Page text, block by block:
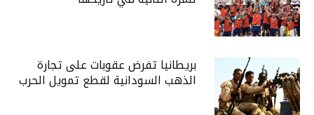
بريطانيا تفرض عقوبات على تجارة
الذهب السودانية لقطع تمويل الحرب